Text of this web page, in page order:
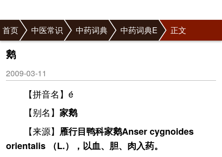
首页 中医常识 中药词典 中药词典E 正文
鹅
2009-03-11
【拼音名】é
【别名】 家鹅
【来源】 雁行目鸭科家鹅Anser cygnoides
orientalis （L.），以血、胆、肉入药。